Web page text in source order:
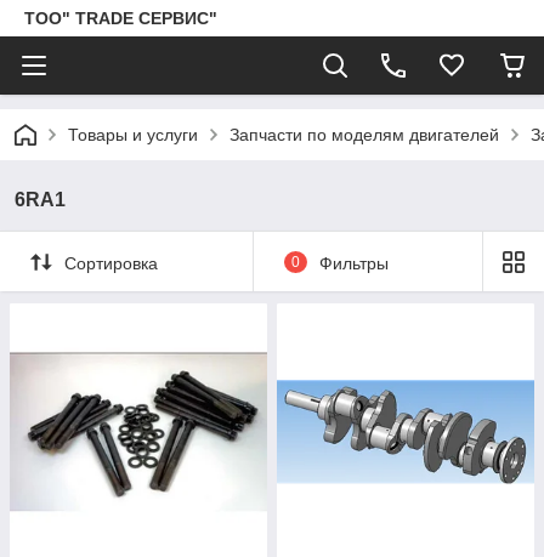
ТОО" TRADE СЕРВИС"
Товары и услуги Запчасти по моделям двигателей
6RA1
Сортировка 0 Фильтры